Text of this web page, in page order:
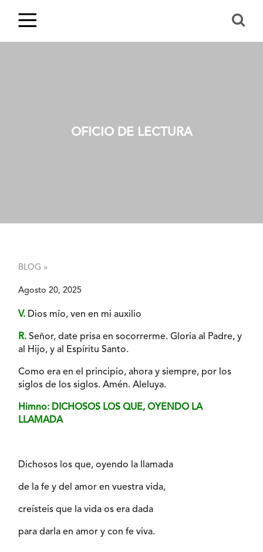
OFICIO DE LECTURA
BLOG »
Agosto 20, 2025
V. Dios mío, ven en mi auxilio
R. Señor, date prisa en socorrerme. Gloria al Padre, y
al Hijo, y al Espíritu Santo.
Como era en el principio, ahora y siempre, por los
siglos de los siglos. Amén. Aleluya.
Himno: DICHOSOS LOS QUE, OYENDO LA
LLAMADA
Dichosos los que, oyendo la llamada
de la fe y del amor en vuestra vida,
creísteis que la vida os era dada
para darla en amor y con fe viva.